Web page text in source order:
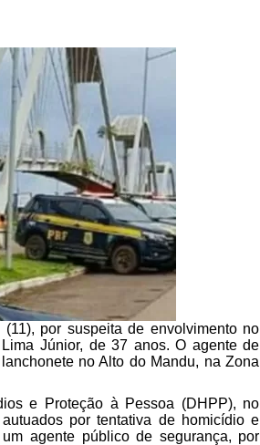
por suspeita de envolvimento no
Júnior, de 37 anos. O agente de
no Alto do Mandu, na Zona
e Proteção à Pessoa (DHPP), no
por tentativa de homicídio e
agente público de segurança, por